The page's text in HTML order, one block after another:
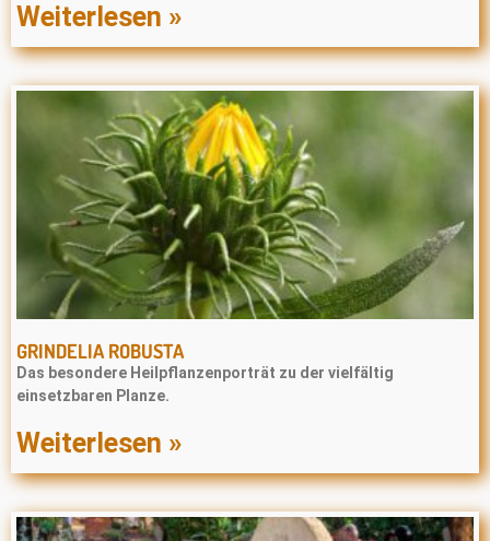
Weiterlesen »
GRINDELIA ROBUSTA
Das besondere Heilpflanzenporträt zu der vielfältig
einsetzbaren Planze.
Weiterlesen »